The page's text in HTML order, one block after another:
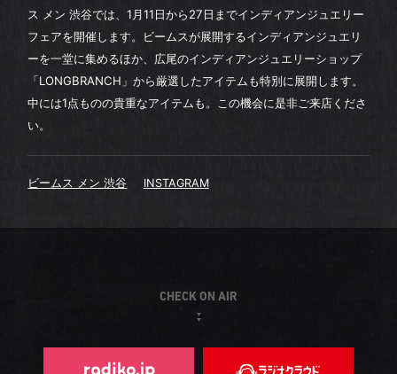
ス メン 渋谷では、1月11日から27日までインディアンジュエリー
フェアを開催します。ビームスが展開するインディアンジュエリ
ーを一堂に集めるほか、広尾のインディアンジュエリーショップ
「LONGBRANCH」から厳選したアイテムも特別に展開します。
中には1点ものの貴重なアイテムも。この機会に是非ご来店くださ
い。
ビームス メン 渋谷 INSTAGRAM
CHECK ON AIR